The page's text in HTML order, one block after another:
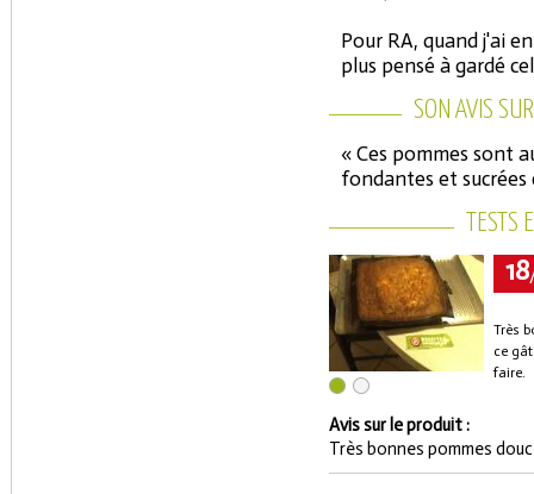
Pour RA, quand j'ai
plus pensé à gardé
SON AVIS
« Ces pommes sont
fondantes et
18
Très
ce
faire.
Avis sur le produit :
Très bonnes pommes